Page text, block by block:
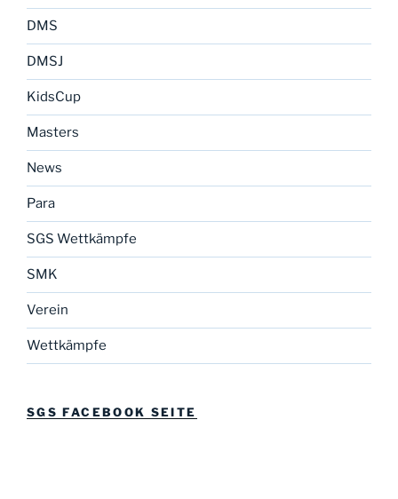
DMS
DMSJ
KidsCup
Masters
News
Para
SGS Wettkämpfe
SMK
Verein
Wettkämpfe
SGS FACEBOOK SEITE